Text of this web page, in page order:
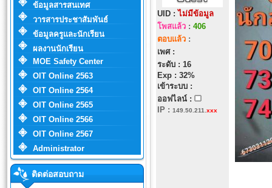
ข้อมูลสารสนเทศ
วารสารประชาสัมพันธ์
ข้อมูลครูและนักเรียน
ผลงานนักเรียน
MOE Safety Center
OIT Online 2563
OIT Online 2564
OIT Online 2565
OIT Online 2566
OIT Online 2567
Administrator
ติดต่อสอบถาม
UID :ไม่มีข้อมูล
โพสแล้ว: 406
ตอบแล้ว:
เพศ :
ระดับ : 16
Exp : 32%
เข้าระบบ :
ออฟไลน์ :
IP : 149.50.211. xxx